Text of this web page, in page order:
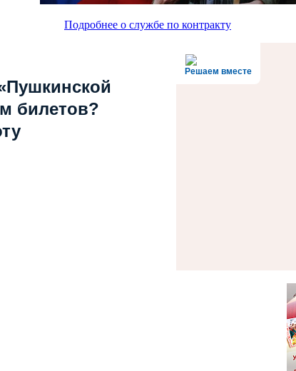
Подробнее о службе по контракту
Решаем вместе
билетов?